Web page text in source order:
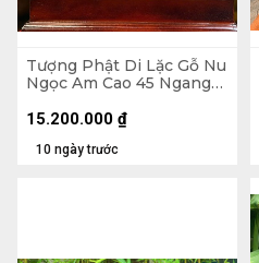
Tượng Phật Di Lặc Gỗ Nu
Ngọc Am Cao 45 Ngang
10 ngày trước
15.200.000 ₫